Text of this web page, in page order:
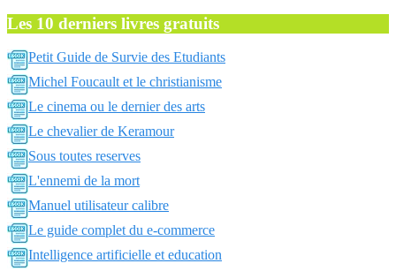
Les 10 derniers livres gratuits
Petit Guide de Survie des Etudiants
Michel Foucault et le christianisme
Le cinema ou le dernier des arts
Le chevalier de Keramour
Sous toutes reserves
L'ennemi de la mort
Manuel utilisateur calibre
Le guide complet du e-commerce
Intelligence artificielle et education